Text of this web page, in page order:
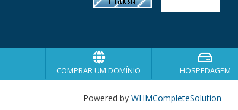
COMPRAR UM DOMÍNIO HOSPEDAGEM
Powered by WHMCompleteSolution